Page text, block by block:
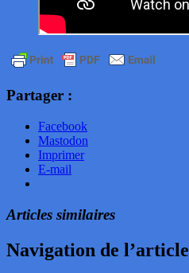
Partager :
Facebook
Mastodon
Imprimer
E-mail
Articles similaires
Navigation de l’article